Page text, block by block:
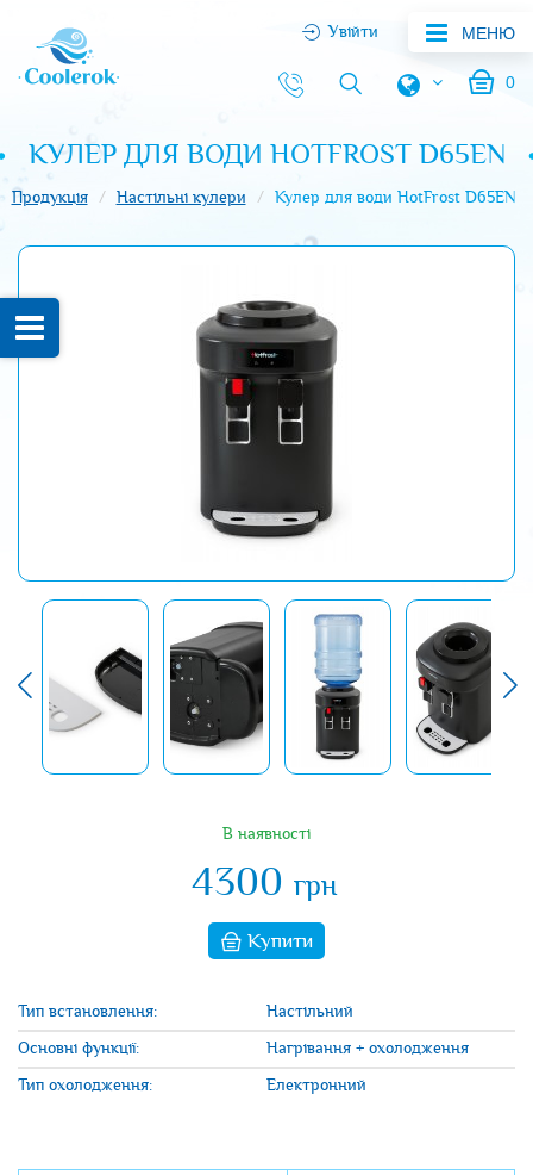
МЕНЮ
0
Увійти
КУЛЕР ДЛЯ ВОДИ HOTFROST D65EN
Продукція Настільні кулери Кулер для води HotFrost D65EN
В наявності
4300 грн
Купити
Тип встановлення:
Настільний
Основні функції:
Нагрівання + охолодження
Тип охолодження:
Електронний